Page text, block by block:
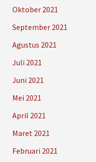
Oktober 2021
September 2021
Agustus 2021
Juli 2021
Juni 2021
Mei 2021
April 2021
Maret 2021
Februari 2021